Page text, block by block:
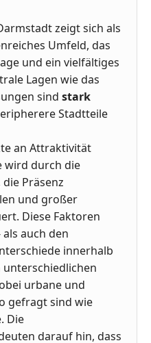
zeigt sich als
Umfeld, das
und ein vielfältiges
Lagen wie das
sind stark
Stadtteile
an Attraktivität
wird durch die
Präsenz
und großer
Diese Faktoren
auch den
innerhalb
unterschiedlichen
urbane und
gefragt sind wie
Die
darauf hin, dass